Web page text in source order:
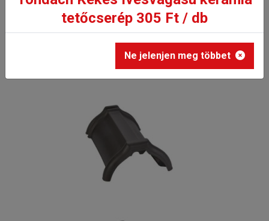
Kezdőlap
Tondach Kékes Plus íves hornyolt gerinccserép
gerincrögzítővel
tetőcserép 305 Ft / db
Ne jelenjen meg többet